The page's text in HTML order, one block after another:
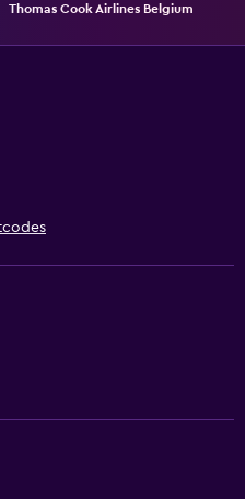
Thomas Cook Airlines Belgium